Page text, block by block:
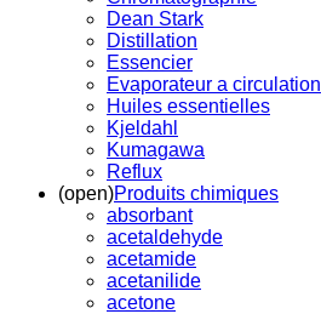
Dean Stark
Distillation
Essencier
Evaporateur a circulation
Huiles essentielles
Kjeldahl
Kumagawa
Reflux
(open)Produits chimiques
absorbant
acetaldehyde
acetamide
acetanilide
acetone